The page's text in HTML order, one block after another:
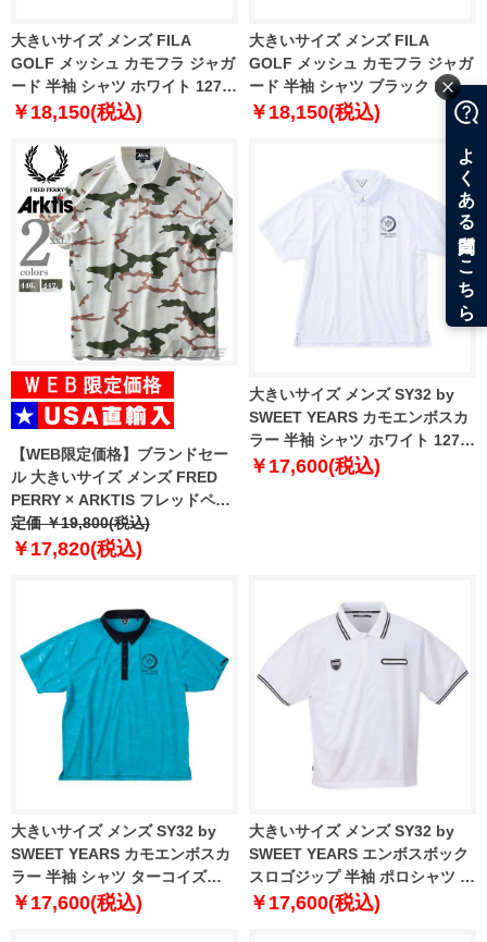
大きいサイズ メンズ FILA
GOLF メッシュ カモフラ ジャガ
ード 半袖 シャツ ホワイト 1278-
5221-1 3L 4L 5L 6L
￥18,150(税込)
大きいサイズ メンズ FILA
GOLF メッシュ カモフラ ジャガ
ード 半袖 シャツ ブラック 1278-
5221-2 3L 4L 5L 6L
￥18,150(税込)
【WEB限定価格】ブランドセー
ル 大きいサイズ メンズ FRED
PERRY × ARKTIS フレッドペリ
ー アークティス 迷彩柄 鹿の子
半袖 ポロシャツ USA直輸入
定価 ￥19,800(税込)
￥17,820(税込)
大きいサイズ メンズ SY32 by
SWEET YEARS カモエンボスカ
ラー 半袖 シャツ ホワイト 1278-
4285-1 3L 4L 5L 6L
￥17,600(税込)
大きいサイズ メンズ SY32 by
SWEET YEARS カモエンボスカ
ラー 半袖 シャツ ターコイズ
1278-4285-3 3L 4L 5L 6L
￥17,600(税込)
大きいサイズ メンズ SY32 by
SWEET YEARS エンボスボック
スロゴジップ 半袖 ポロシャツ ホ
ワイト 1278-3503-1 3L 4L 5L
￥17,600(税込)